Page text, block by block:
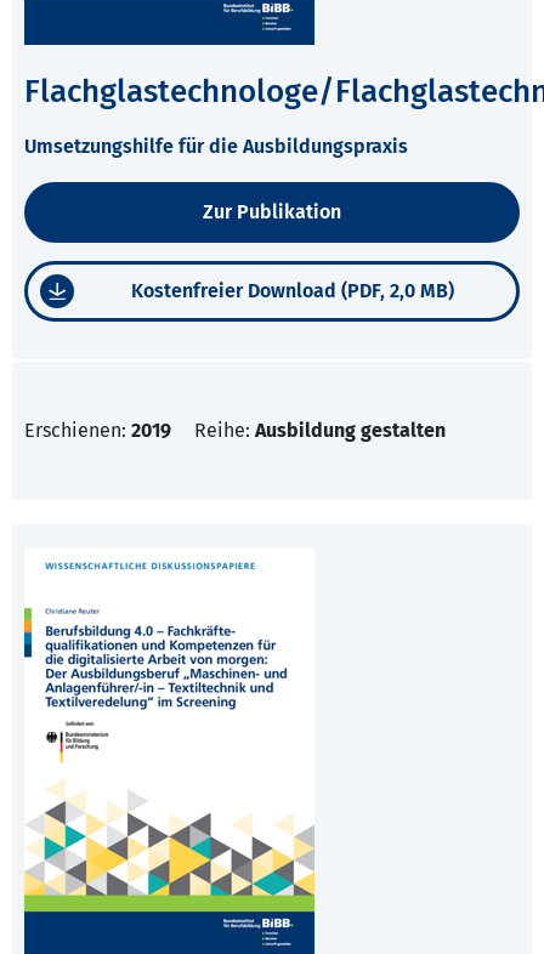
Flachglastechnologe/
Umsetzungshilfe für die Ausbildungspraxis
Zur Publikation
Kostenfreier Download (PDF, 2,0 MB)
Erschienen: 2019 Reihe: Ausbildung gestalten